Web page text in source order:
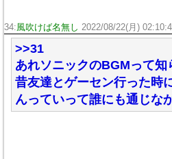
34:風吹けば名無し 2022/08/22(月)
>>31
あれソニックのBGMって知
昔友達とゲーセン行った時
んっていって誰にも通じな